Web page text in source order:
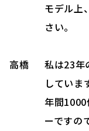
モデル上
さい。
高橋
私は23年
していま
年間1000
ーですの